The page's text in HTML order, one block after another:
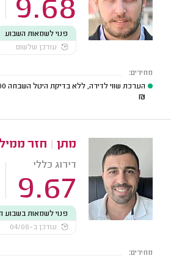
9.68
פנוי לשמאות השבוע
עודכן שלשום
מחירים:
הערכת שווי לדירה, ללא בדיקת היטל השבחה
₪
מתן חזר
דירוג כללי
9.67
פנוי לשמאות בשבוע
עודכן ב-04/08
מחירים: